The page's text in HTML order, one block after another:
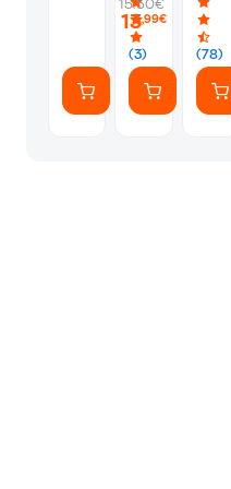
(3)
15.50€
13,99€
Silver
(78)